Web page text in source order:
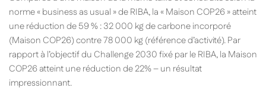
norme « business as usual » de RIBA, la « Maison COP26 » atteint
une réduction de 59 % : 32 000 kg de carbone incorporé
(Maison COP26) contre 78 000 kg (référence d’activité). Par
rapport à l’objectif du Challenge 2030 fixé par le RIBA, la Maison
COP26 atteint une réduction de 22% – un résultat
impressionnant.